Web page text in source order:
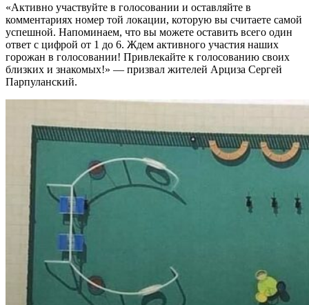
«Активно участвуйте в голосовании и оставляйте в
комментариях номер той локации, которую вы считаете самой
успешной. Напоминаем, что вы можете оставить всего один
ответ с цифрой от 1 до 6. Ждем активного участия наших
горожан в голосовании! Привлекайте к голосованию своих
близких и знакомых!» — призвал жителей Арциза Сергей
Парпуланский.